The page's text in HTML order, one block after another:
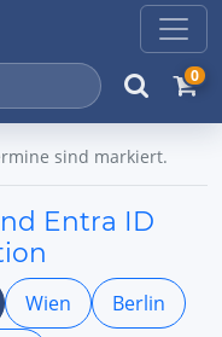
0
sind markiert.
Entra ID
Wien
Berlin